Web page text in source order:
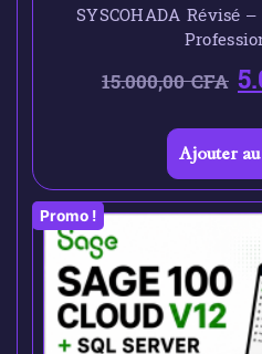
SYSCOHADA Révisé
15.000,00CFA
Ajouter
Promo !